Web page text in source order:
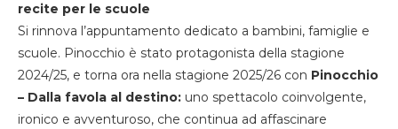
recite per le scuole
Si rinnova l’appuntamento dedicato a bambini, famiglie e
scuole. Pinocchio è stato protagonista della stagione
2024/25, e torna ora nella stagione 2025/26 con Pinocchio
– Dalla favola al destino: uno spettacolo coinvolgente,
ironico e avventuroso, che continua ad affascinare